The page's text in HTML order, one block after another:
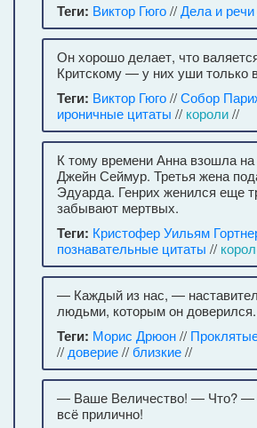
Теги: Виктор Гюго//Дела и речи
Он хорошо делает, что
Критскому — у них уши только
Теги: Виктор Гюго//Собор
ироничные цитаты // короли//
К тому времени Анна взошла
Джейн Сеймур. Третья жена
Эдуарда. Генрих женился еще
забывают мертвых.
Теги: Кристофер Уильям
познавательные цитаты //
— Каждый из нас, —
людьми, которым он доверился.
Теги: Морис Дрюон//
// доверие//близкие//
— Ваше Величество! — Что? —
всё прилично!